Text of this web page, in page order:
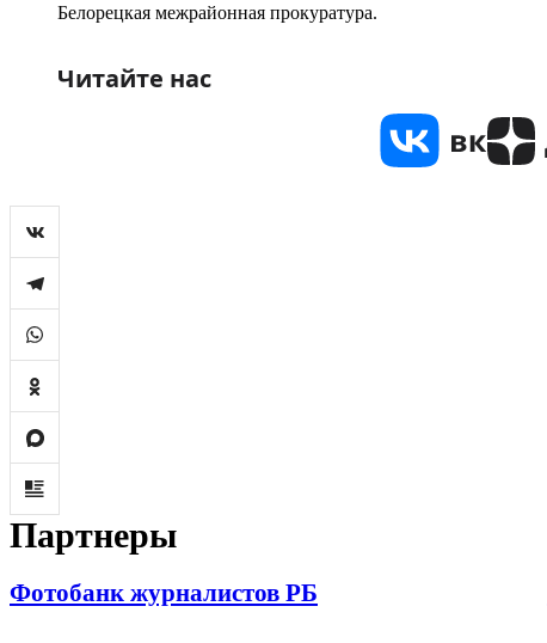
Белорецкая межрайонная прокуратура.
Читайте нас
Партнеры
Фотобанк журналистов РБ